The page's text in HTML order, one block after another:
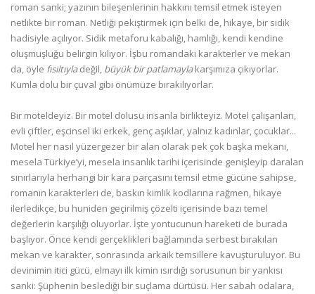
roman sanki; yazının bileşenlerinin hakkını temsil etmek isteyen
netlikte bir roman. Netliği pekiştirmek için belki de, hikaye, bir sidik
hadisiyle açılıyor. Sidik metaforu kabalığı, hamlığı, kendi kendine
oluşmuşluğu belirgin kılıyor. İşbu romandaki karakterler ve mekan
da, öyle fısıltıyladeğil, büyük bir patlamaylakarşımıza çıkıyorlar.
Kumla dolu bir çuval gibi önümüze bırakılıyorlar.
Bir moteldeyiz. Bir motel dolusu insanla birlikteyiz. Motel çalışanları,
evli çiftler, eşcinsel iki erkek, genç aşıklar, yalnız kadınlar, çocuklar...
Motel her nasıl yüzergezer bir alan olarak pek çok başka mekanı,
mesela Türkiye’yi, mesela insanlık tarihi içerisinde genişleyip daralan
sınırlarıyla herhangi bir kara parçasını temsil etme gücüne sahipse,
romanın karakterleri de, baskın kimlik kodlarına rağmen, hikaye
ilerledikçe, bu huniden geçirilmiş çözelti içerisinde bazı temel
değerlerin karşılığı oluyorlar. İşte yontucunun hareketi de burada
başlıyor. Önce kendi gerçeklikleri bağlamında serbest bırakılan
mekan ve karakter, sonrasında arkaik temsillere kavuşturuluyor. Bu
devinimin itici gücü, elmayı ilk kimin ısırdığı sorusunun bir yankısı
sanki: Şüphenin beslediği bir suçlama dürtüsü. Her sabah odalara,